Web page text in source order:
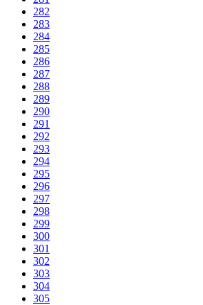
282
283
284
285
286
287
288
289
290
291
292
293
294
295
296
297
298
299
300
301
302
303
304
305